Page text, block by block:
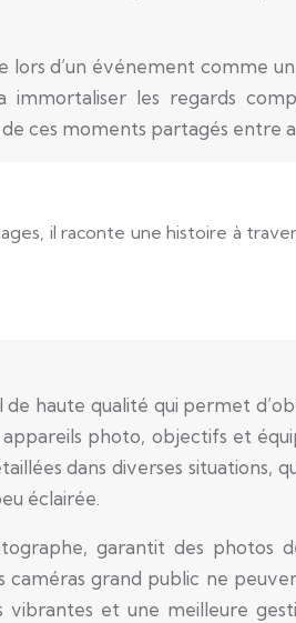
d’un événement comme un
les regards
ces moments partagés entre
il raconte une histoire à
haute qualité qui permet
appareils photo, objectifs et
dans diverses situations,
éclairée.
garantit des photos
grand public ne
vibrantes et une meilleure